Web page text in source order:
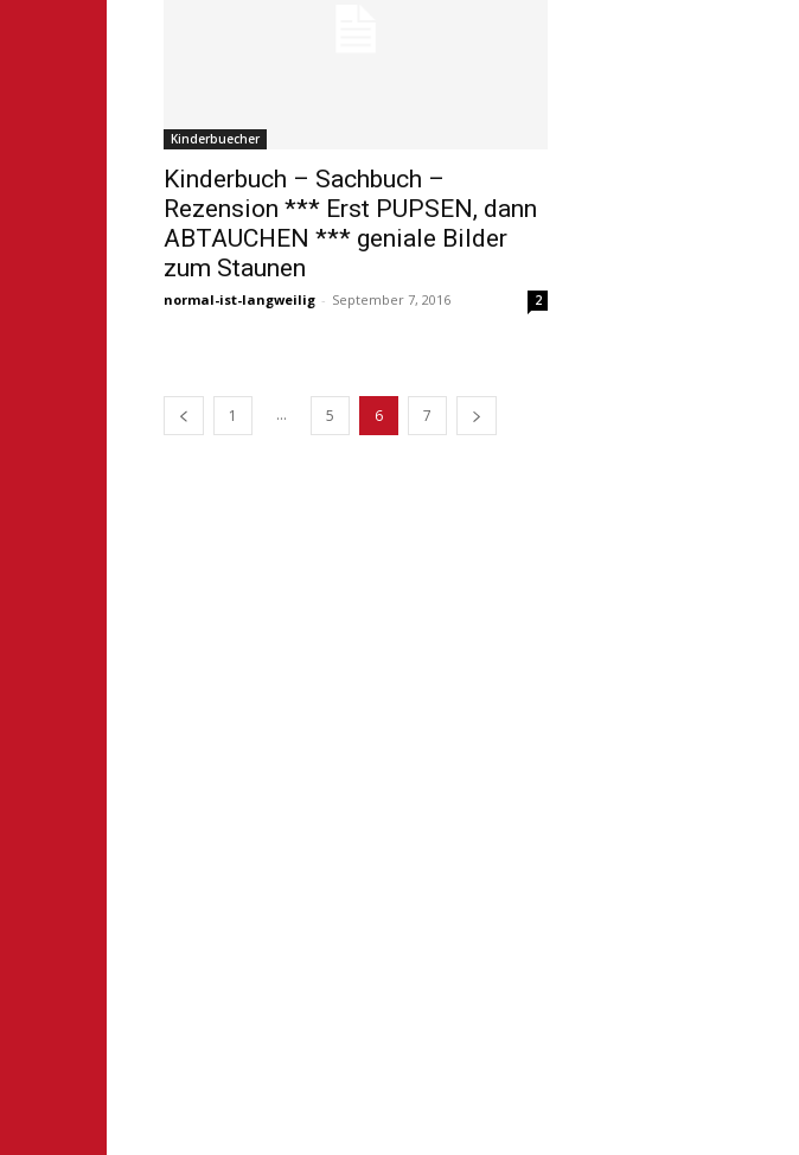
Kinderbuecher
Kinderbuch – Sachbuch –
Rezension *** Erst PUPSEN, dann
ABTAUCHEN *** geniale Bilder
zum Staunen
normal-ist-langweilig - September 7, 2016 2
1 ... 5 6 7